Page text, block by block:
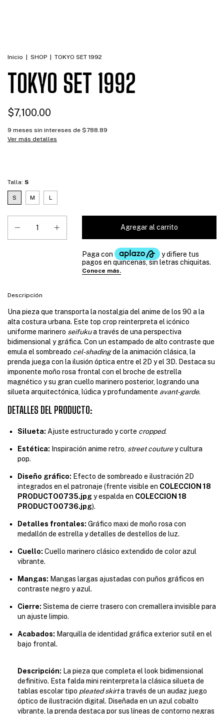
Inicio | SHOP | TOKYO SET 1992
TOKYO SET 1992
$7,100.00
9 meses sin intereses de $788.89
Ver más detalles
Talla: S
S M L
Descripción
Una pieza que transporta la nostalgia del anime de los 90 a la
alta costura urbana. Este top crop reinterpreta el icónico
uniforme marinero seifukua través de una perspectiva
bidimensional y gráfica. Con un estampado de alto contraste que
emula el sombreado cel-shadingde la animación clásica, la
prenda juega con la ilusión óptica entre el 2D y el 3D. Destaca su
imponente moño rosa frontal con el broche de estrella
magnético y su gran cuello marinero posterior, logrando una
silueta arquitectónica, lúdica y profundamente avant-garde.
DETALLES DEL PRODUCTO:
Silueta: Ajuste estructurado y corte cropped.
Estética: Inspiración anime retro, street couturey cultura
pop.
Diseño gráfico: Efecto de sombreado e ilustración 2D
integrados en el patronaje (frente visible en COLECCION 18
PRODUCTO0735.jpg y espalda en COLECCION 18
PRODUCTO0736.jpg).
Detalles frontales: Gráfico maxi de moño rosa con
medallón de estrella y detalles de destellos de luz.
Cuello: Cuello marinero clásico extendido de color azul
vibrante.
Mangas: Mangas largas ajustadas con puños gráficos en
contraste negro y azul.
Cierre: Sistema de cierre trasero con cremallera invisible para
un ajuste limpio.
Acabados: Marquilla de identidad gráfica exterior sutil en el
bajo frontal.
Descripción: La pieza que completa el look bidimensional
definitivo. Esta falda mini reinterpreta la clásica silueta de
tablas escolar tipo pleated skirta través de un audaz juego
óptico de ilustración digital. Diseñada en un azul cobalto
vibrante, la prenda destaca por sus líneas de contorno negras